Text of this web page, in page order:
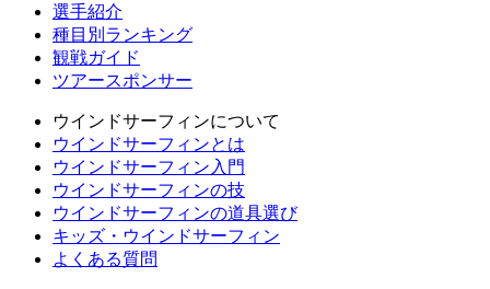
選手紹介
種目別ランキング
観戦ガイド
ツアースポンサー
ウインドサーフィンについて
ウインドサーフィンとは
ウインドサーフィン入門
ウインドサーフィンの技
ウインドサーフィンの道具選び
キッズ・ウインドサーフィン
よくある質問